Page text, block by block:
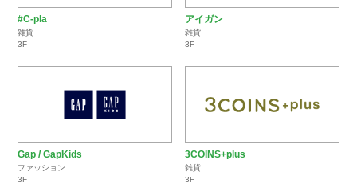
#C-pla
雑貨
3F
アイガン
雑貨
3F
Gap / GapKids
ファッション
3F
3COINS+plus
雑貨
3F